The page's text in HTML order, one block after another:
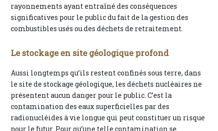
rayonnements ayant entraîné des conséquences
significatives pour le public du fait de la gestion des
combustibles usés ou des déchets de retraitement.
Le stockage en site géologique profond
Aussi longtemps qu’ils restent confinés sous terre, dans
le site de stockage géologique, les déchets nucléaires ne
présentent aucun danger pour le public. C’est la
contamination des eaux superficielles par des
radionucléides à vie longue qui peut constituer un risque
pour le futur. Pour qu’une telle contamination se